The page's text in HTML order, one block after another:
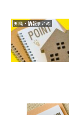
知識・情報まとめ